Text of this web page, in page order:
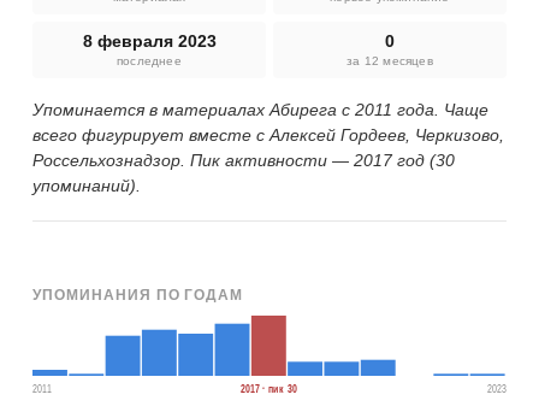
8 февраля 2023
последнее
0
за 12 месяцев
Упоминается в материалах Абирега с 2011 года. Чаще
всего фигурирует вместе с Алексей Гордеев, Черкизово,
Россельхознадзор. Пик активности — 2017 год (30
упоминаний).
УПОМИНАНИЯ ПО ГОДАМ
2011 2017 · пик 30 2023